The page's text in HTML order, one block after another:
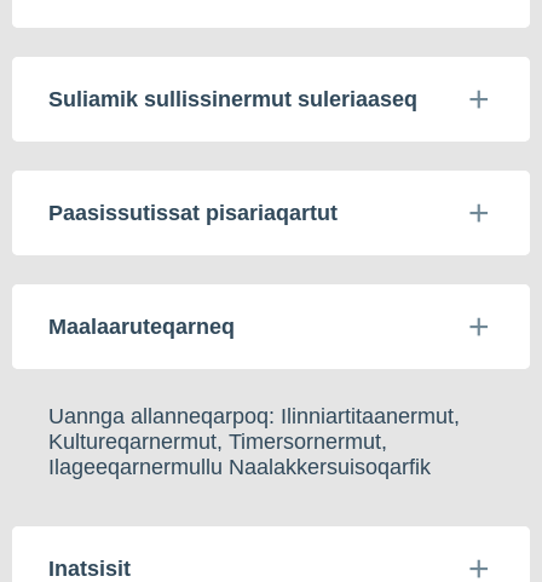
Suliamik sullissinermut suleriaaseq
Paasissutissat pisariaqartut
Maalaaruteqarneq
Uannga allanneqarpoq: Ilinniartitaanermut,
Kultureqarnermut, Timersornermut,
Ilageeqarnermullu Naalakkersuisoqarfik
Inatsisit